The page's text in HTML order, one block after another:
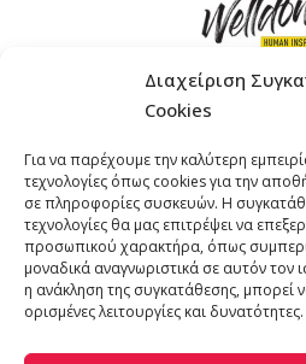
Διαχείριση
Cookies
Για να παρέχουμε την καλύτερη
τεχνολογίες όπως cookies για την
σε πληροφορίες συσκευών. Η
τεχνολογίες θα μας επιτρέψει να
προσωπικού χαρακτήρα, όπως
μοναδικά αναγνωριστικά σε αυτόν
η ανάκληση της συγκατάθεσης, μπορεί
ορισμένες λειτουργίες και δυνατότητες.
ΤΗΛΕΦΩΝΟ: +30 211 4021758
EMAIL:info@welldone.com.gr